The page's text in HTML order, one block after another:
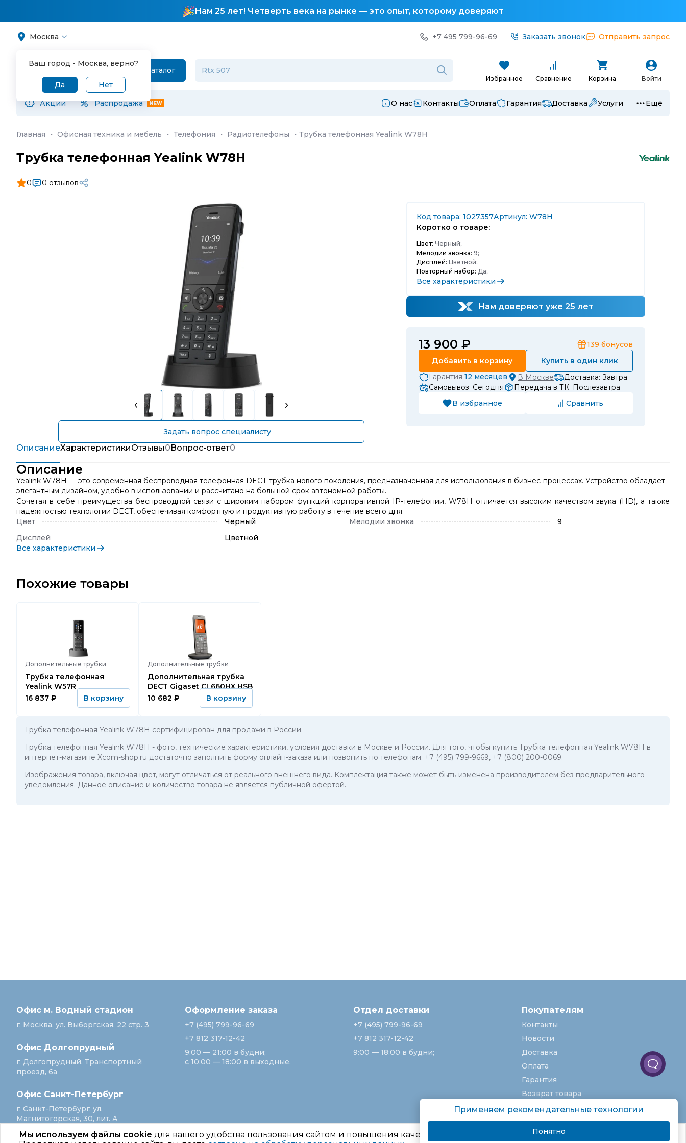
Нам 25 лет! Четверть века на рынке — это опыт, которому доверяют
Москва
Ваш город - Москва, верно?
Да Нет
+7 495 799-96-69 Заказать звонок Отправить запрос
Каталог
Избранное Сравнение Корзина Войти
Акции Распродажа О нас Контакты Оплата Гарантия Доставка Услуги Ещё
Мы используем файлы cookie для вашего удобства пользования сайтом и повышения качества рекомендаций.
Подробнее Я согласен
Главная · Офисная техника и мебель · Телефония · Радиотелефоны · Трубка телефонная Yealink W78H
Трубка телефонная Yealink W78H
0 0 отзывов
Задать вопрос специалисту
Код товара: 1027357Артикул: W78H
Коротко о товаре:
Цвет: Черный;
Мелодии звонка: 9;
Дисплей: Цветной;
Повторный набор: Да;
Все характеристики
Нам доверяют уже 25 лет
13 900 ₽ 139 бонусов
Добавить в корзину
Купить в один клик
Гарантия 12 месяцев В Москве
Доставка: Завтра
Самовывоз: Сегодня
Передача в ТК: Послезавтра
В избранное
Сравнить
ОписаниеХарактеристикиОтзывы0Вопрос-ответ0
Описание
Yealink W78H — это современная беспроводная телефонная DECT-трубка нового поколения, предназначенная для использования в бизнес-процессах. Устройство обладает
элегантным дизайном, удобно в использовании и рассчитано на большой срок автономной работы.
Сочетая в себе преимущества беспроводной связи с широким набором функций корпоративной IP-телефонии, W78H отличается высоким качеством звука (HD), а также
надежностью технологии DECT, обеспечивая комфортную и продуктивную работу в течение всего дня.
Цвет
Черный Мелодии звонка
9
Дисплей
Цветной
Все характеристики
Похожие товары
Дополнительные трубки
Трубка телефонная
Yealink W57R
16 837 ₽ В корзину
Дополнительные трубки
Дополнительная трубка
DECT Gigaset CL660HX HSB
10 682 ₽ В корзину
Трубка телефонная Yealink W78H сертифицирован для продажи в России.
Трубка телефонная Yealink W78H - фото, технические характеристики, условия доставки в Москве и России. Для того, чтобы купить Трубка телефонная Yealink W78H в
интернет-магазине Xcom-shop.ru достаточно заполнить форму онлайн-заказа или позвонить по телефонам: +7 (495) 799-9669, +7 (800) 200-0069.
Изображения товара, включая цвет, могут отличаться от реального внешнего вида. Комплектация также может быть изменена производителем без предварительного
уведомления. Данное описание и количество товара не является публичной офертой.
Офис м. Водный стадион
г. Москва, ул. Выборгская, 22 стр. 3
Офис Долгопрудный
г. Долгопрудный, Транспортный
проезд, 6а
Офис Санкт‑Петербург
г. Санкт‑Петербург, ул.
Магнитогорская, 30, лит. А
Оформление заказа
+7 (495) 799-96-69
+7 812 317-12-42
9:00 — 21:00 в будни;
с 10:00 — 18:00 в выходные.
Отдел доставки
+7 (495) 799-96-69
+7 812 317-12-42
9:00 — 18:00 в будни;
Покупателям
Контакты
Новости
Доставка
Оплата
Гарантия
Возврат товара
Услуги
О компании
Вакансии
Применяем рекомендательные технологии
Понятно